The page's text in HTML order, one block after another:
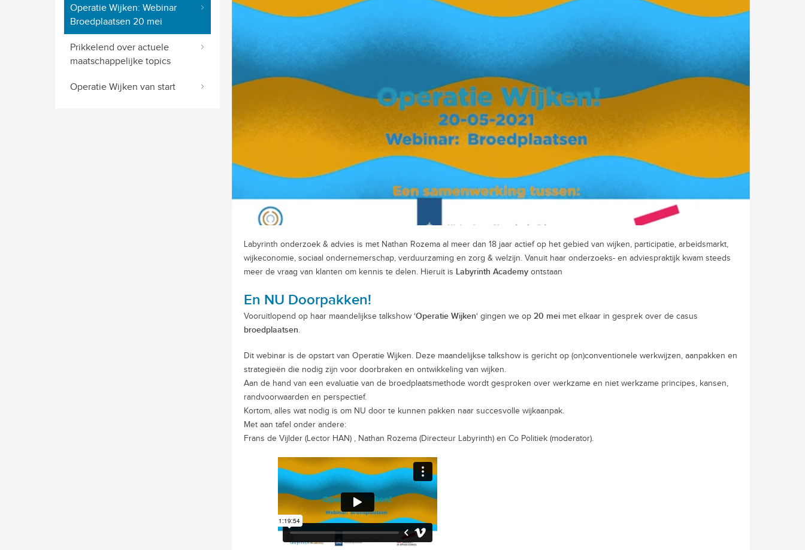
Operatie Wijken: Webinar
Broedplaatsen 20 mei
Prikkelend over actuele
maatschappelijke topics
Operatie Wijken van start
Labyrinth onderzoek & advies is met Nathan Rozema al meer dan 18 jaar actief op het gebied van wijken, participatie, arbeidsmarkt,
wijkeconomie, sociaal ondernemerschap, verduurzaming en zorg & welzijn. Vanuit haar onderzoeks- en adviespraktijk kwam steeds
meer de vraag van klanten om kennis te delen. Hieruit is Labyrinth Academy ontstaan
En NU Doorpakken!
Vooruitlopend op haar maandelijkse talkshow ‘Operatie Wijken‘ gingen we op 20 mei met elkaar in gesprek over de casus
broedplaatsen.
Dit webinar is de opstart van Operatie Wijken. Deze maandelijkse talkshow is gericht op (on)conventionele werkwijzen, aanpakken en
strategieën die nodig zijn voor doorbraken en ontwikkeling van wijken.
Aan de hand van een evaluatie van de broedplaatsmethode wordt gesproken over werkzame en niet werkzame principes, kansen,
randvoorwaarden en perspectief.
Kortom, alles wat nodig is om NU door te kunnen pakken naar succesvolle wijkaanpak.
Met aan tafel onder andere:
Frans de Vijlder (Lector HAN) , Nathan Rozema (Directeur Labyrinth) en Co Politiek (moderator).